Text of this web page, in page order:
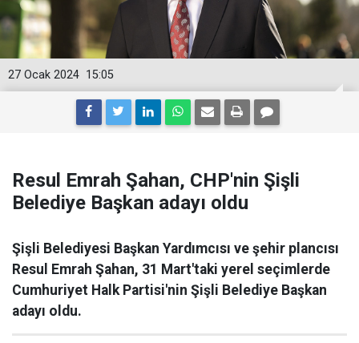
15:05
27 Ocak 2024
Resul Emrah Şahan, CHP'nin Şişli
Belediye Başkan adayı oldu
Şişli Belediyesi Başkan Yardımcısı ve şehir plancısı
Resul Emrah Şahan, 31 Mart'taki yerel seçimlerde
Cumhuriyet Halk Partisi'nin Şişli Belediye Başkan
adayı oldu.